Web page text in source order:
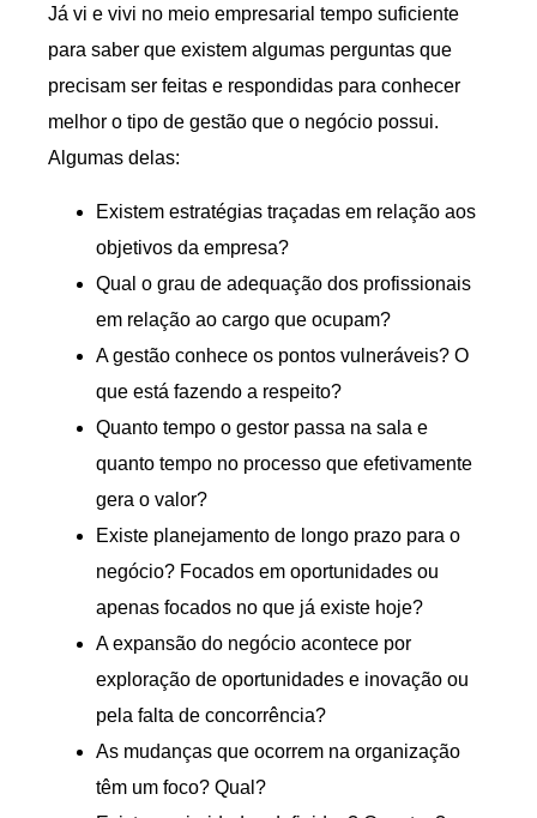
Já vi e vivi no meio empresarial tempo suficiente
para saber que existem algumas perguntas que
precisam ser feitas e respondidas para conhecer
melhor o tipo de gestão que o negócio possui.
Algumas delas:
Existem estratégias traçadas em relação aos
objetivos da empresa?
Qual o grau de adequação dos profissionais
em relação ao cargo que ocupam?
A gestão conhece os pontos vulneráveis? O
que está fazendo a respeito?
Quanto tempo o gestor passa na sala e
quanto tempo no processo que efetivamente
gera o valor?
Existe planejamento de longo prazo para o
negócio? Focados em oportunidades ou
apenas focados no que já existe hoje?
A expansão do negócio acontece por
exploração de oportunidades e inovação ou
pela falta de concorrência?
As mudanças que ocorrem na organização
têm um foco? Qual?